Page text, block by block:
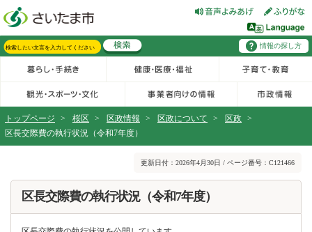
情報の探し方
トップページ > 桜区 > 区政情報 > 区政について > 区政
>
区長交際費の執行状況（令和7年度）
更新日付：2026年4月30日 / ページ番号：C121466
区長交際費の執行状況（令和7年度）